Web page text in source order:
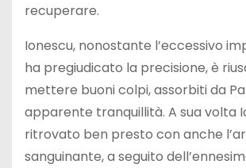
recuperare.
Ionescu, nonostante l’eccessivo
ha pregiudicato la precisione, è
mettere buoni colpi, assorbiti da
apparente tranquillità. A sua volta
ritrovato ben presto con anche
sanguinante, a seguito